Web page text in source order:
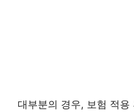
대부분의 경우, 보험 적